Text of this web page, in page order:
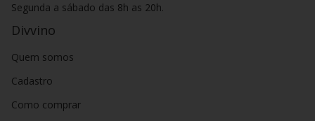
Segunda a sábado das 8h as 20h.
Divvino
Quem somos
Cadastro
Como comprar